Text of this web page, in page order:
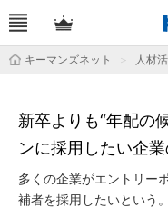
キーマンズネット 人材
新卒よりも“年配の
ンに採用したい企
多くの企業がエントリー
補者を採用したいという